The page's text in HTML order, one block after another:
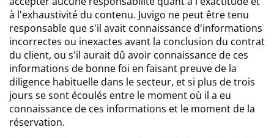
à l'exhaustivité du contenu. Juvigo ne peut être tenu
responsable que s'il avait connaissance d'informations
incorrectes ou inexactes avant la conclusion du contrat
du client, ou s'il aurait dû avoir connaissance de ces
informations de bonne foi en faisant preuve de la
diligence habituelle dans le secteur, et si plus de trois
jours se sont écoulés entre le moment où il a eu
connaissance de ces informations et le moment de la
réservation.